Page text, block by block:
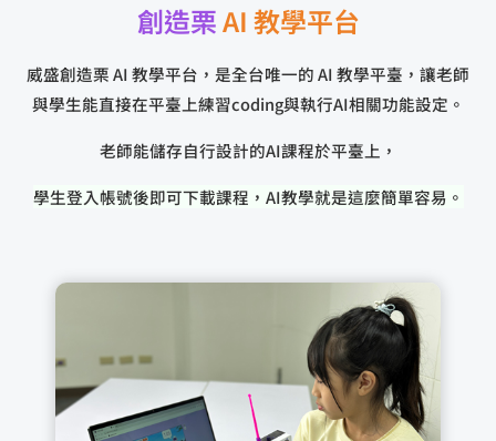
創造栗AI 教學平台
威盛創造栗 AI 教學平台，是全台唯一的 AI 教學平臺，讓老師
與學生能直接在平臺上練習coding與執行AI相關功能設定。
老師能儲存自行設計的AI課程於平臺上，
學生登入帳號後即可下載課程， AI教學就是這麼簡單容易。